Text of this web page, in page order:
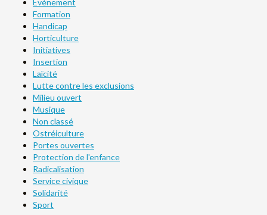
Evénement
Formation
Handicap
Horticulture
Initiatives
Insertion
Laïcité
Lutte contre les exclusions
Milieu ouvert
Musique
Non classé
Ostréiculture
Portes ouvertes
Protection de l'enfance
Radicalisation
Service civique
Solidarité
Sport